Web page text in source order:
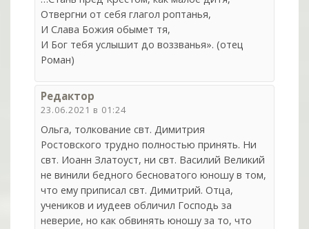
Отвергни от себя глагол роптанья,
И Слава Божия обымет тя,
И Бог тебя услышит до воззванья». (отец
Роман)
Редактор
23.06.2021 в 01:24
Ольга, толкование свт. Димитрия
Ростовского трудно полностью принять. Ни
свт. Иоанн Златоуст, ни свт. Василий Великий
не винили бедного бесноватого юношу в том,
что ему приписал свт. Димитрий. Отца,
учеников и иудеев обличил Господь за
неверие, но как обвинять юношу за то, что